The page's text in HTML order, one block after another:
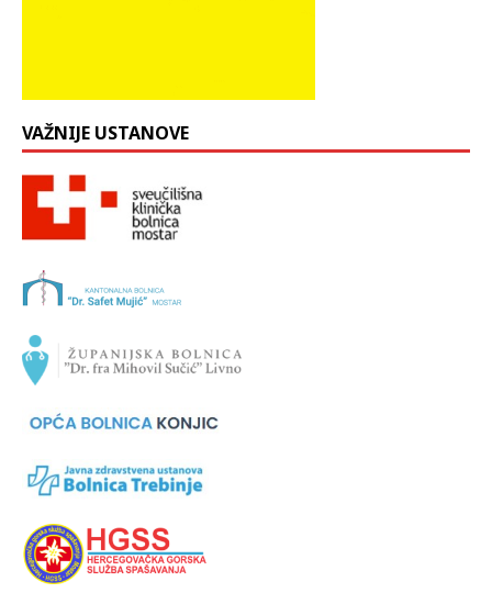
VAŽNIJE USTANOVE